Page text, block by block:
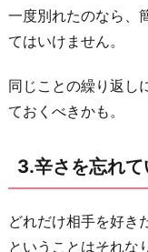
な
わ
り
一度別れたのなら、
てはいけません。
同じことの繰り返し
ておくべきかも。
3.辛さを忘れて
どれだけ相手を好き
ということはそれな